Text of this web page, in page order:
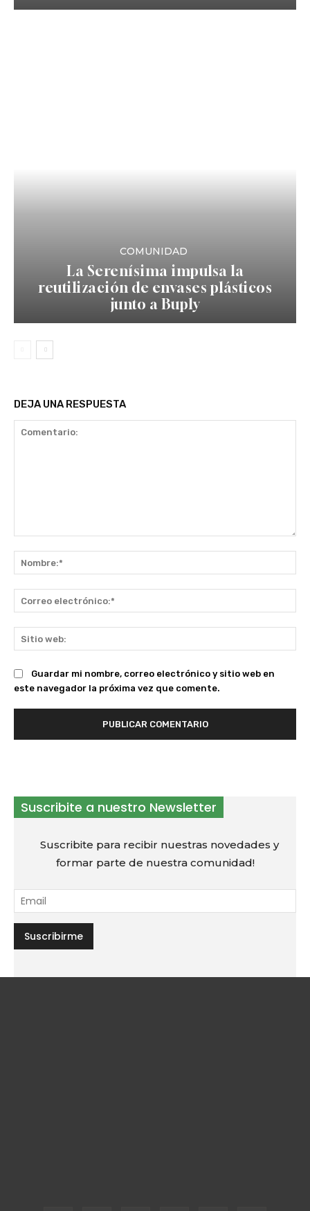
COMUNIDAD
La Serenísima impulsa la
reutilización de envases plásticos
junto a Buply
DEJA UNA RESPUESTA
Guardar mi nombre, correo electrónico y sitio web en
este navegador la próxima vez que comente.
Suscribite a nuestro Newsletter
Suscribite para recibir nuestras novedades y
formar parte de nuestra comunidad!